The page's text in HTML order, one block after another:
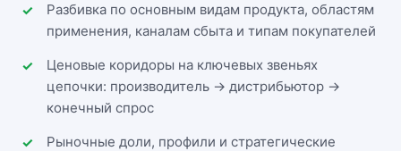
Разбивка по основным видам продукта, областям
применения, каналам сбыта и типам покупателей
Ценовые коридоры на ключевых звеньях
цепочки: производитель → дистрибьютор →
конечный спрос
Рыночные доли, профили и стратегические